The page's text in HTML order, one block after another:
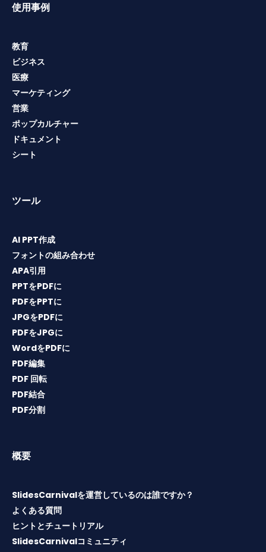
使用事例
教育
ビジネス
医療
マーケティング
営業
ポップカルチャー
ドキュメント
シート
ツール
AI PPT作成
フォントの組み合わせ
APA引用
PPTをPDFに
PDFをPPTに
JPGをPDFに
PDFをJPGに
WordをPDFに
PDF編集
PDF 回転
PDF結合
PDF分割
概要
SlidesCarnivalを運営しているのは誰ですか？
よくある質問
ヒントとチュートリアル
SlidesCarnivalコミュニティ